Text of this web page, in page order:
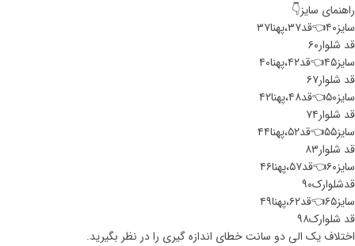
راهنمای سایز👇
سایز۴۰👈قد۳۷،پهنا۳۷
قد شلوار۶۰
سایز۴۵👈قد۴۲،پهنا۴۰
قد شلوار۶۷
سایز۵۰👈قد۴۸،پهنا۴۲
قد شلوار۷۴
سایز۵۵👈قد۵۲،پهنا۴۴
قد شلوار۸۳
سایز۶۰👈قد۵۷،پهنا۴۶
قدشلوارک۹۰
سایز۶۵👈قد۶۲،پهنا۴۹
قد شلوارک۹۸
اختلاف یک الی دو سانت خطای اندازه گیری را در نظر بگیرید.